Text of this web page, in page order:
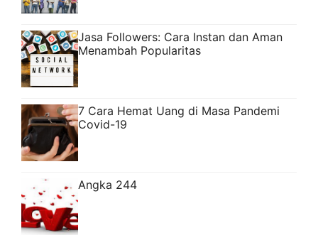
Jasa Followers: Cara Instan dan Aman
Menambah Popularitas
7 Cara Hemat Uang di Masa Pandemi
Covid-19
Angka 244